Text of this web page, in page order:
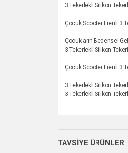
3 Tekerlekli Silikon
Çocuk Scooter Frenli 3
Çocukların Bedensel
3 Tekerlekli Silikon
Çocuk Scooter Frenli 3
3 Tekerlekli Silikon
3 Tekerlekli Silikon
TAVSİYE ÜRÜNLER